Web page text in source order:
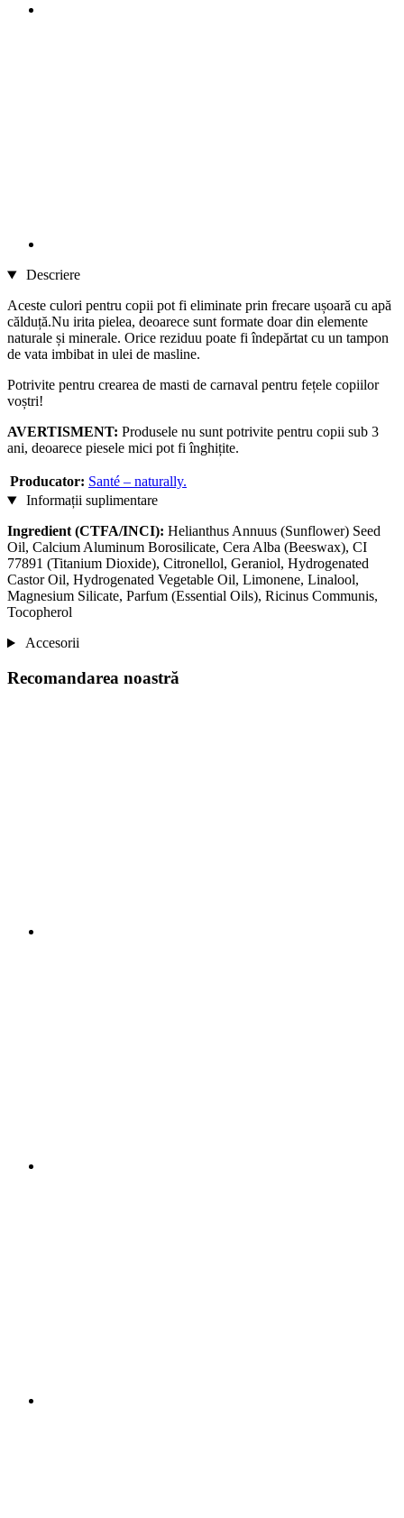
Descriere
Aceste culori pentru copii pot fi eliminate prin frecare ușoară cu apă
călduță.Nu irita pielea, deoarece sunt formate doar din elemente
naturale și minerale. Orice reziduu poate fi îndepărtat cu un tampon
de vata imbibat in ulei de masline.
Potrivite pentru crearea de masti de carnaval pentru fețele copiilor
voștri!
AVERTISMENT: Produsele nu sunt potrivite pentru copii sub 3
ani, deoarece piesele mici pot fi înghițite.
Producator: Santé – naturally.
Informații suplimentare
Ingredient (CTFA/INCI): Helianthus Annuus (Sunflower) Seed
Oil, Calcium Aluminum Borosilicate, Cera Alba (Beeswax), CI
77891 (Titanium Dioxide), Citronellol, Geraniol, Hydrogenated
Castor Oil, Hydrogenated Vegetable Oil, Limonene, Linalool,
Magnesium Silicate, Parfum (Essential Oils), Ricinus Communis,
Tocopherol
Accesorii
Recomandarea noastră